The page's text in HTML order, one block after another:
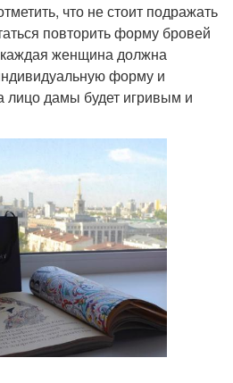
что не стоит подражать
повторить форму бровей
женщина должна
форму и
лицо дамы будет игривым и